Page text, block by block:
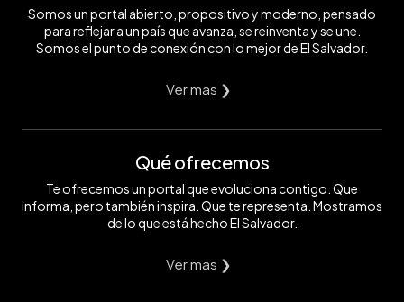
Somos un portal abierto, propositivo y moderno, pensado
para reflejar a un país que avanza, se reinventa y se une.
Somos el punto de conexión con lo mejor de El Salvador.
Ver mas ❯
Qué ofrecemos
Te ofrecemos un portal que evoluciona contigo. Que
informa, pero también inspira. Que te representa. Mostramos
de lo que está hecho El Salvador.
Ver mas ❯